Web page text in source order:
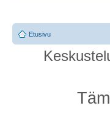
Etusivu